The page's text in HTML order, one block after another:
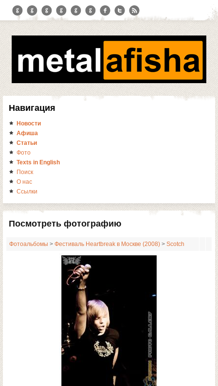
Навигация
Новости
Афиша
Статьи
Фото
Texts in English
Поиск
О нас
Ссылки
Посмотреть фотографию
Фотоальбомы > Фестиваль Heartbreak в Москве (2008) > Scotсh